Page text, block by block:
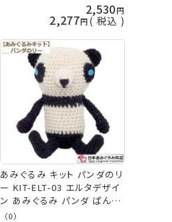
2,530
2,277 税込
あみぐるみ キット パンダのリ
ー KIT-ELT-03 エルタデザイ
ン あみぐるみ パンダ ぱんだ
手芸キット 日本あみぐるみ協
（0）